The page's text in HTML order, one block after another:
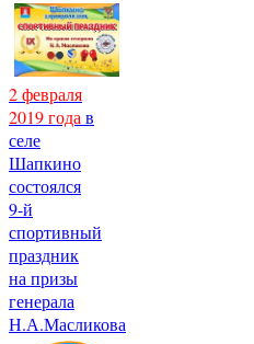
2 февраля
2019 года в
селе
Шапкино
состоялся
9-й
спортивный
праздник
на призы
генерала
Н.А.Масликова